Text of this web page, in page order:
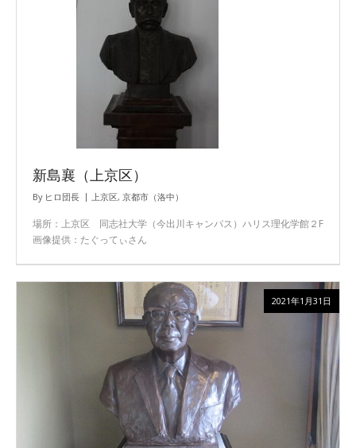
新島襄（上京区）
By ヒロ団長 上京区, 京都市（洛中）
場所：上京区 同志社大学（今出川キャンパス）ハリス理化学館２F
画像提供：たぐってぃさん
2021年1月31日